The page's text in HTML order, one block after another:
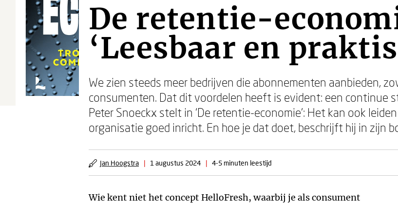
De retentie-
‘Leesbaar en
We zien steeds meer bedrijven die abonnementen aanbieden,
consumenten. Dat dit voordelen heeft is evident: een continue
Peter Snoeckx stelt in ‘De retentie-economie’: Het kan ook
organisatie goed inricht. En hoe je dat doet, beschrijft hij in zijn
Jan Hoogstra | 1 augustus 2024 | 4-5 minuten leestijd
Wie kent niet het concept HelloFresh, waarbij je als consument